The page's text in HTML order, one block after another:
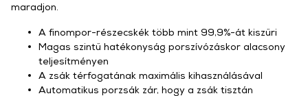
maradjon.
A finompor-részecskék több mint 99,9%-át kiszűri
Magas szintű hatékonyság porszívózáskor alacsony
teljesítményen
A zsák térfogatának maximális kihasználásával
Automatikus porzsák zár, hogy a zsák tisztán